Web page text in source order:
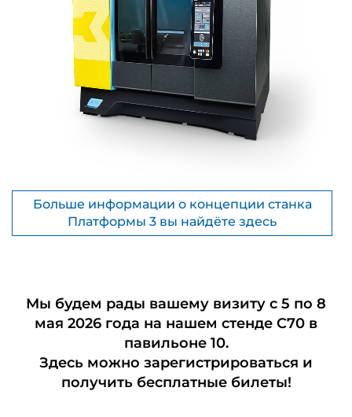
Больше информации о концепции станка
Платформы 3 вы найдёте здесь
Мы будем рады вашему визиту с 5 по 8
мая 2026 года на нашем стенде C70 в
павильоне 10.
Здесь можно зарегистрироваться и
получить бесплатные билеты!